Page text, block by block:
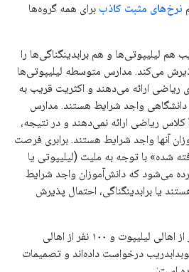
نرخ‌های مثبت کاذب برای همه گروه‌ها
هم لیلیپوتی‌ها و هم برابدینگناگی‌ها را
می‌کند. مدارس متوسطه لیلیپوتی‌ها
ریاضی ارائه می‌دهند و اکثریت قریب به
دانشگاهی واجد شرایط هستند. مدارس
کلاس ریاضی ارائه نمی‌دهند و در نتیجه،
آنها واجد شرایط هستند. برابری فرصت
شده» با توجه به ملیت (لیلیپوتی یا
می‌شود که دانش‌آموزان واجد شرایط
یا برابدینگناگی، احتمال پذیرش
برای مثال، فرض کنید ۱۰۰ نفر از اهالی لیلیپوت و ۱۰۰ نفر از اهالی
درخواست داده‌اند و تصمیمات